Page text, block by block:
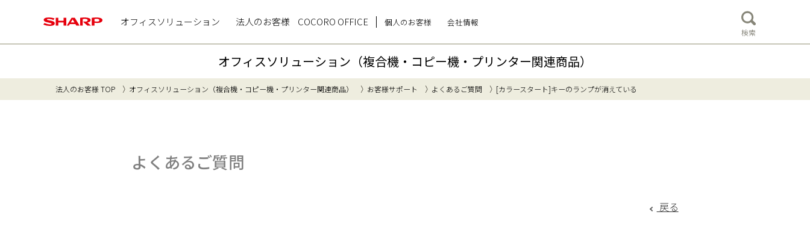
オフィスソリューション 法人のお客様 COCORO OFFICE 個人のお客様 会社情報
検索
オフィスソリューション（複合機・コピー機・プリンター関連商品）
法人のお客様 TOP オフィスソリューション（複合機・コピー機・プリンター関連商品） お客様サポート よくあるご質問 [カラースタート]キーのランプが消えている
よくあるご質問
戻る